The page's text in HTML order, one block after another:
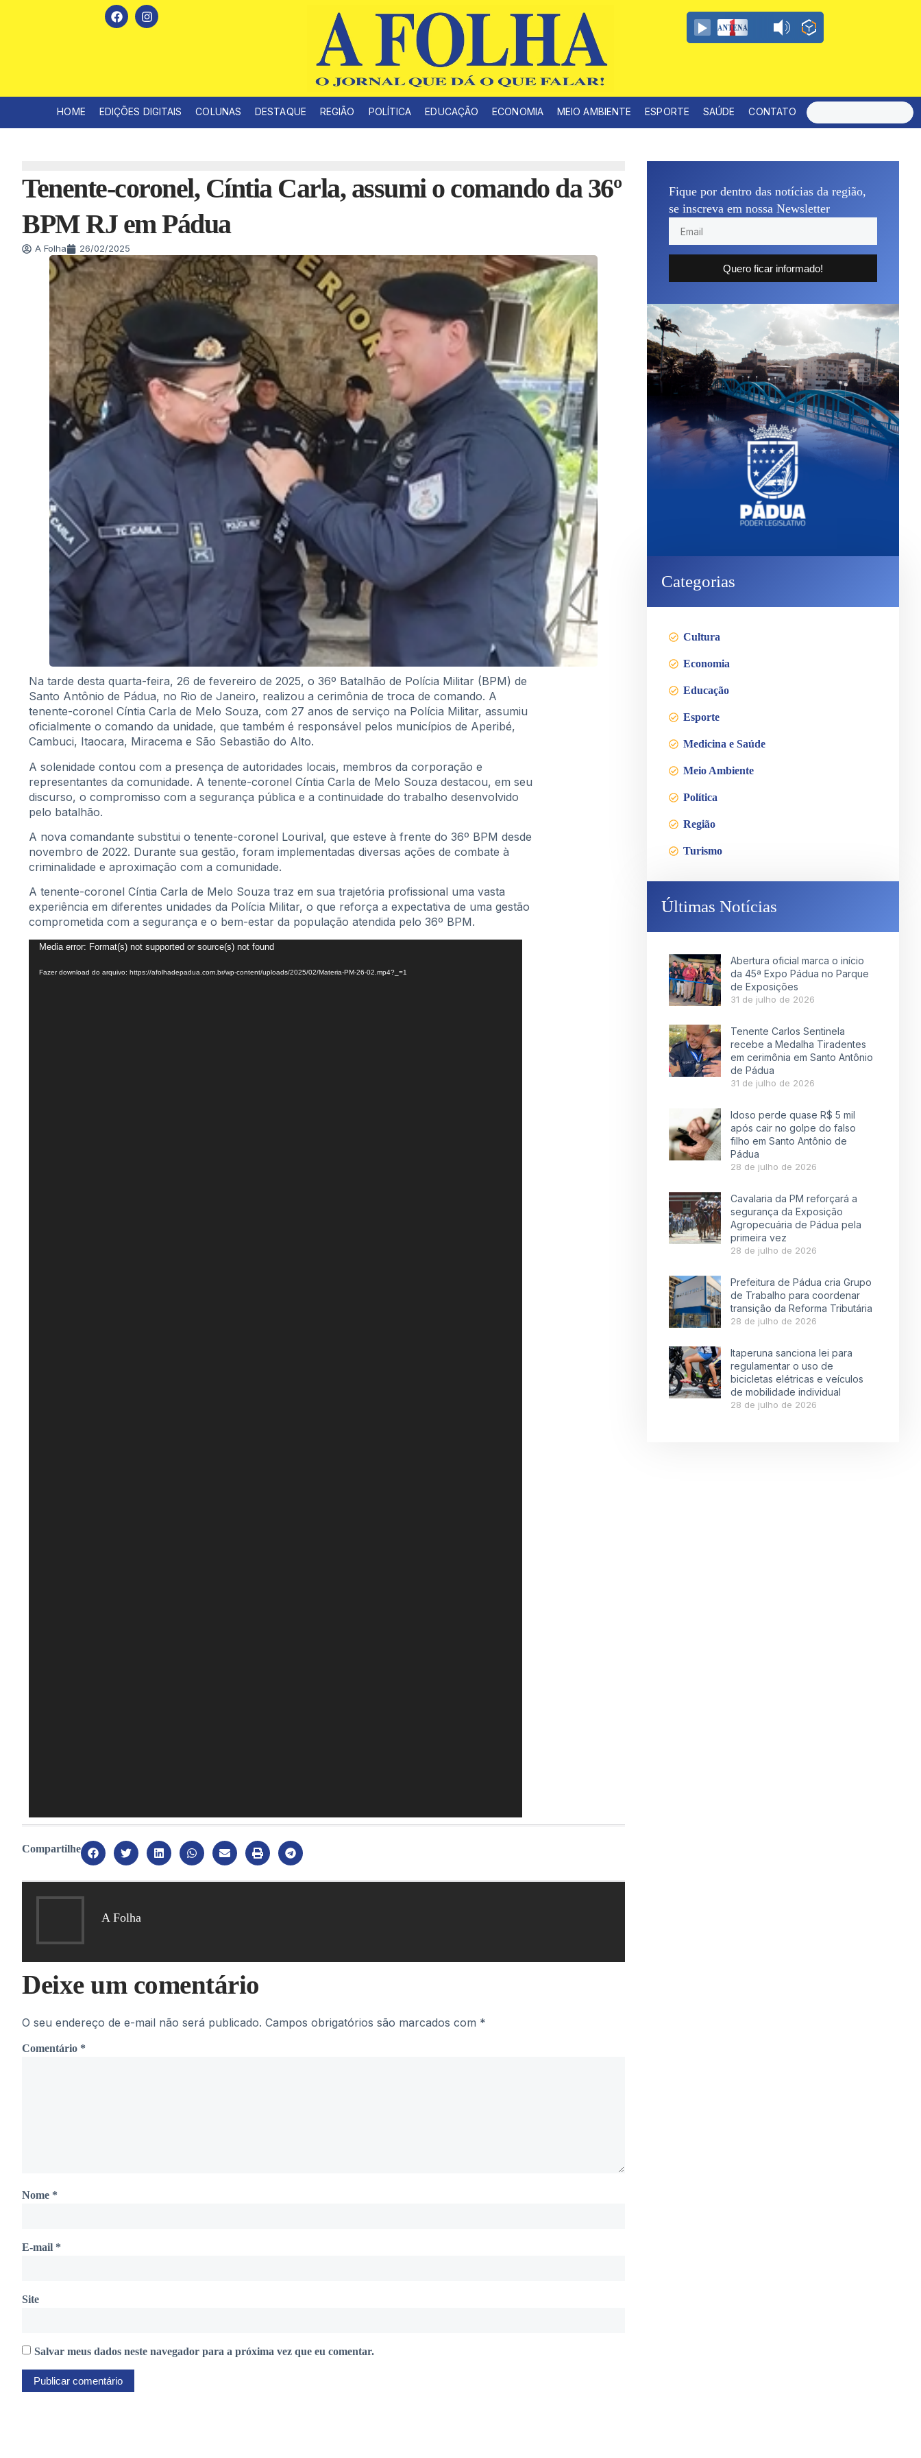
HOME EDIÇÕES DIGITAIS COLUNAS DESTAQUE REGIÃO POLÍTICA EDUCAÇÃO ECONOMIA MEIO AMBIENTE ESPORTE SAÚDE CONTATO
Tenente-coronel, Cíntia Carla, assumi o comando da 36º
BPM RJ em Pádua
A Folha 26/02/2025
Na tarde desta quarta-feira, 26 de fevereiro de 2025, o 36º Batalhão de Polícia Militar (BPM) de
Santo Antônio de Pádua, no Rio de Janeiro, realizou a cerimônia de troca de comando. A
tenente-coronel Cíntia Carla de Melo Souza, com 27 anos de serviço na Polícia Militar, assumiu
oficialmente o comando da unidade, que também é responsável pelos municípios de Aperibé,
Cambuci, Itaocara, Miracema e São Sebastião do Alto.
A solenidade contou com a presença de autoridades locais, membros da corporação e
representantes da comunidade. A tenente-coronel Cíntia Carla de Melo Souza destacou, em seu
discurso, o compromisso com a segurança pública e a continuidade do trabalho desenvolvido
pelo batalhão.
A nova comandante substitui o tenente-coronel Lourival, que esteve à frente do 36º BPM desde
novembro de 2022. Durante sua gestão, foram implementadas diversas ações de combate à
criminalidade e aproximação com a comunidade.
A tenente-coronel Cíntia Carla de Melo Souza traz em sua trajetória profissional uma vasta
experiência em diferentes unidades da Polícia Militar, o que reforça a expectativa de uma gestão
comprometida com a segurança e o bem-estar da população atendida pelo 36º BPM.
Tocador
vídeo
Media error: Format(s) not supported or source(s) not found
Fazer download do arquivo: https://afolhadepadua.com.br/wp-content/uploads/2025/02/Materia-PM-26-02.mp4?_=1
Compartilhe
A Folha
Deixe um comentário
O seu endereço de e-mail não será publicado. Campos obrigatórios são marcados com *
Comentário *
Nome *
E-mail *
Site
Salvar meus dados neste navegador para a próxima vez que eu comentar.
Fique por dentro das notícias da região,
se inscreva em nossa Newsletter
Quero ficar informado!
Categorias
Cultura
Economia
Educação
Esporte
Medicina e Saúde
Meio Ambiente
Política
Região
Turismo
Últimas Notícias
Abertura oficial marca o início
da 45ª Expo Pádua no Parque
de Exposições
31 de julho de 2026
Tenente Carlos Sentinela
recebe a Medalha Tiradentes
em cerimônia em Santo Antônio
de Pádua
31 de julho de 2026
Idoso perde quase R$ 5 mil
após cair no golpe do falso
filho em Santo Antônio de
Pádua
28 de julho de 2026
Cavalaria da PM reforçará a
segurança da Exposição
Agropecuária de Pádua pela
primeira vez
28 de julho de 2026
Prefeitura de Pádua cria Grupo
de Trabalho para coordenar
transição da Reforma Tributária
28 de julho de 2026
Itaperuna sanciona lei para
regulamentar o uso de
bicicletas elétricas e veículos
de mobilidade individual
28 de julho de 2026